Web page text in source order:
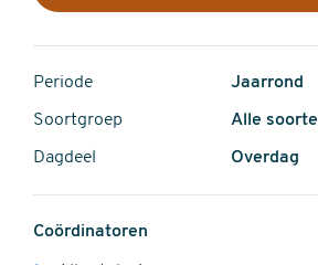
Periode Jaarrond
Soortgroep Alle
Dagdeel Overdag
Coördinatoren